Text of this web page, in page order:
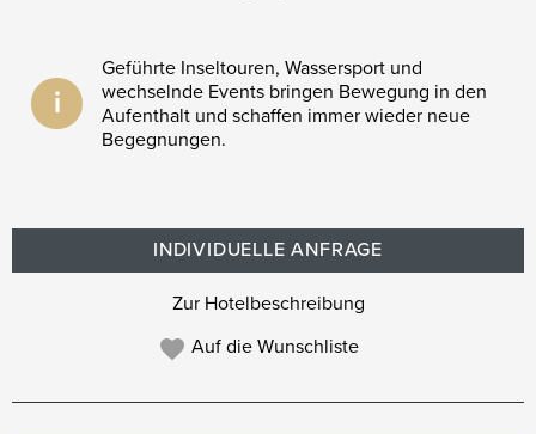
i
Geführte Inseltouren, Wassersport und
wechselnde Events bringen Bewegung in den
Aufenthalt und schaffen immer wieder neue
Begegnungen.
INDIVIDUELLE ANFRAGE
Zur Hotelbeschreibung
Auf die Wunschliste